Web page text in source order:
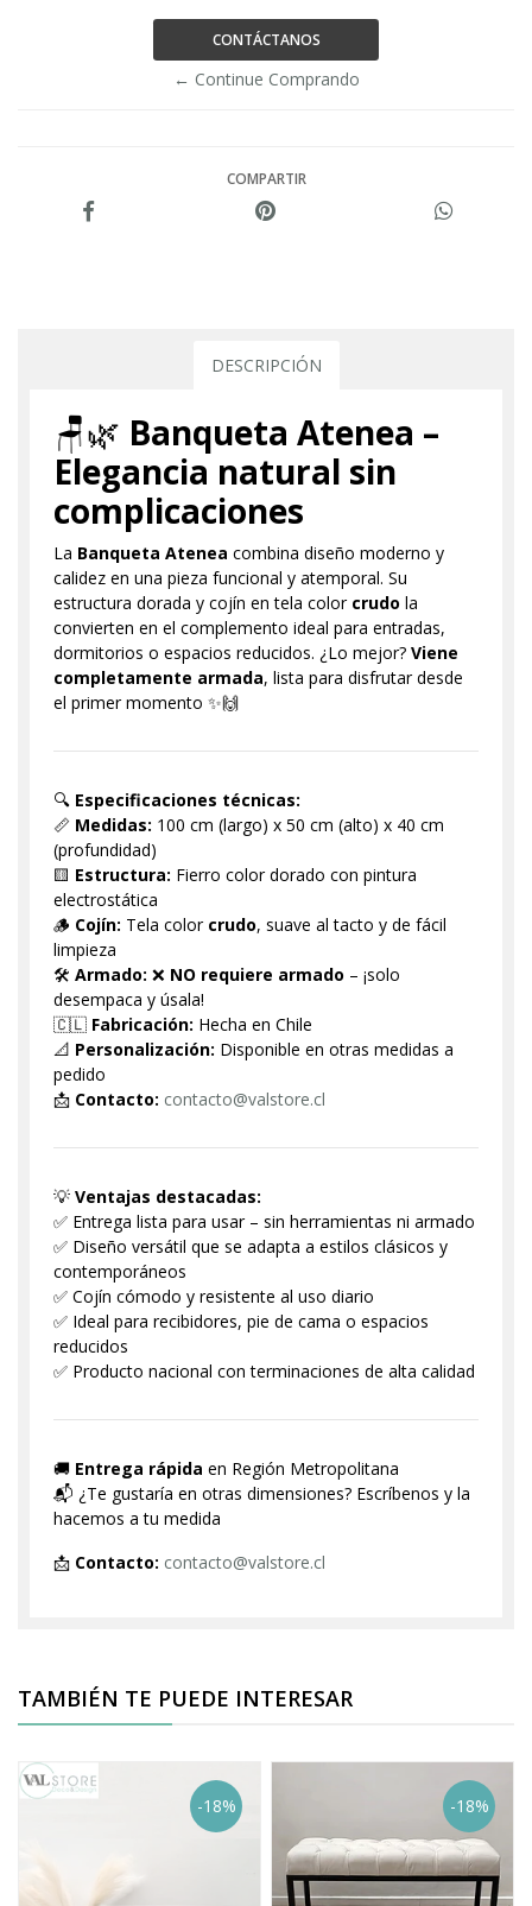
CONTÁCTANOS
← Continue Comprando
COMPARTIR
DESCRIPCIÓN
🪑🌿 Banqueta Atenea –
Elegancia natural sin
complicaciones
La Banqueta Atenea combina diseño moderno y
calidez en una pieza funcional y atemporal. Su
estructura dorada y cojín en tela color crudo la
convierten en el complemento ideal para entradas,
dormitorios o espacios reducidos. ¿Lo mejor? Viene
completamente armada, lista para disfrutar desde
el primer momento ✨🙌
🔍 Especificaciones técnicas:
📏 Medidas: 100 cm (largo) x 50 cm (alto) x 40 cm
(profundidad)
🟨 Estructura: Fierro color dorado con pintura
electrostática
🪵 Cojín: Tela color crudo, suave al tacto y de fácil
limpieza
🛠️ Armado: ❌ NO requiere armado – ¡solo
desempaca y úsala!
🇨🇱 Fabricación: Hecha en Chile
📐 Personalización: Disponible en otras medidas a
pedido
📩 Contacto: contacto@valstore.cl
💡 Ventajas destacadas:
✅ Entrega lista para usar – sin herramientas ni armado
✅ Diseño versátil que se adapta a estilos clásicos y
contemporáneos
✅ Cojín cómodo y resistente al uso diario
✅ Ideal para recibidores, pie de cama o espacios
reducidos
✅ Producto nacional con terminaciones de alta calidad
🚚 Entrega rápida en Región Metropolitana
📬 ¿Te gustaría en otras dimensiones? Escríbenos y la
hacemos a tu medida
📩 Contacto: contacto@valstore.cl
TAMBIÉN TE PUEDE INTERESAR
-18% -18%